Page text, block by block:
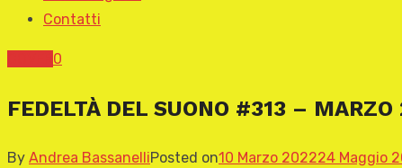
Contatti
0
FEDELTÀ DEL SUONO #313 –
By Andrea BassanelliPosted on10 Marzo 202224 Maggio